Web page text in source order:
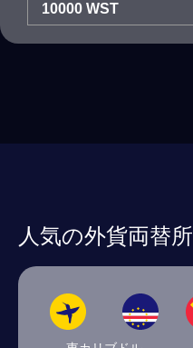
10000 WST
人気の外貨両替所